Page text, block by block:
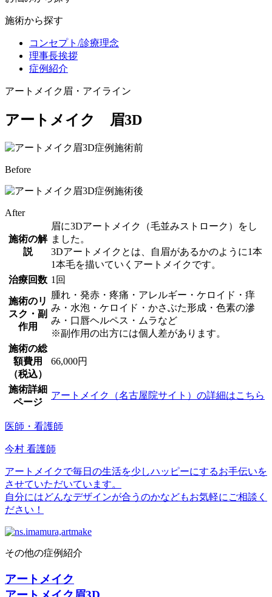
施術から探す
コンセプト/診療理念
理事長挨拶
症例紹介
アートメイク眉・アイライン
アートメイク 眉3D
Before
After
施術の解
説
眉に3Dアートメイク（毛並みストローク）をし
ました。
3Dアートメイクとは、自眉があるかのように1本
1本毛を描いていくアートメイクです。
治療回数 1回
施術のリ
スク・副
作用
腫れ・発赤・疼痛・アレルギー・ケロイド・痒
み・水泡・ケロイド・かさぶた形成・色素の滲
み・口唇ヘルペス・ムラなど
※副作用の出方には個人差があります。
施術の総
額費用
（税込）
66,000円
施術詳細
ページ
アートメイク（名古屋院サイト）の詳細はこちら
医師・看護師
今村 看護師
アートメイクで毎日の生活を少しハッピーにするお手伝いを
させていただいています。
自分にはどんなデザインが合うのかなどもお気軽にご相談く
ださい！
その他の症例紹介
アートメイク